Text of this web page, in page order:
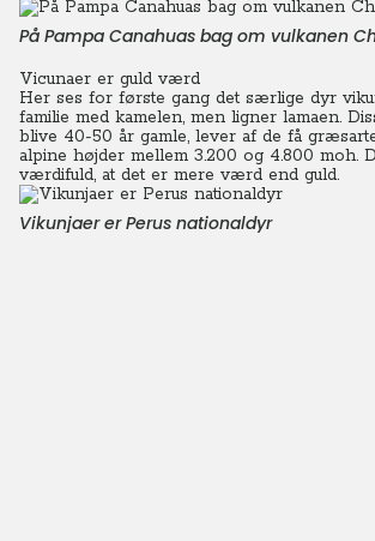
På Pampa Canahuas bag om vulkanen
Vicunaer er guld værd
Her ses for første gang det særlige dyr
familie med kamelen, men ligner lamaen.
blive 40-50 år gamle, lever af de få
alpine højder mellem 3.200 og 4.800 moh.
værdifuld, at det er mere værd end guld.
Vikunjaer er Perus nationaldyr